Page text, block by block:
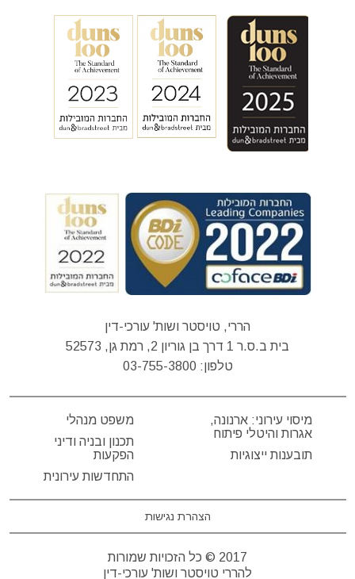
הררי, טויסטר ושות' עורכי-דין
בית ב.ס.ר 1 דרך בן גוריון 2, רמת גן, 52573
טלפון: 03-755-3800
מיסוי עירוני: ארנונה,
אגרות והיטלי פיתוח
תובענות ייצוגיות
משפט מנהלי
תכנון ובניה ודיני
הפקעות
התחדשות עירונית
הצהרת נגישות
2017 © כל הזכויות שמורות
להררי טויסטר ושות' עורכי-דין